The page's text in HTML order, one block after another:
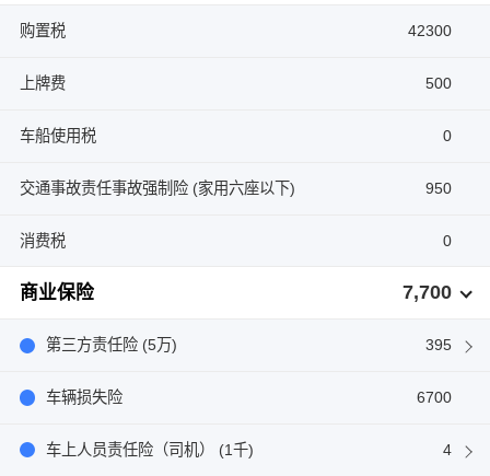
购置税 42300
上牌费 500
车船使用税 0
交通事故责任事故强制险 (家用六座以下) 950
消费税 0
商业保险 7,700
第三方责任险 (5万) 395
车辆损失险 6700
车上人员责任险（司机） (1千) 4